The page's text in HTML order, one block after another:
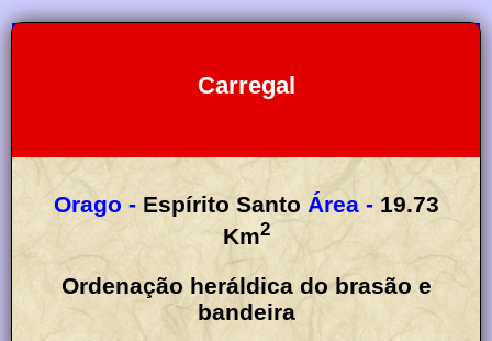
Carregal
Orago - Espírito Santo Área - 19.73
Km2
Ordenação heráldica do brasão e
bandeira